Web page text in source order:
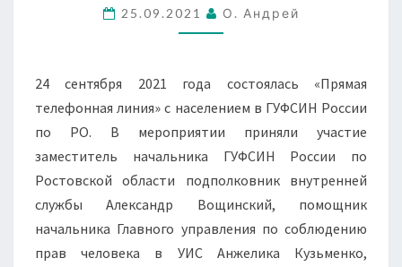
В
ОЧЕРЕДНОЙ
ТЕЛЕФОННОЙ
ЛИНИИ»
С
НАСЕЛЕНИЕМ
В
ГУФСИН
РОССИИ
ПО
25.09.2021 О. Андрей
24 сентября 2021 года состоялась «Прямая
телефонная линия» с населением в ГУФСИН России
по РО. В мероприятии приняли участие
заместитель начальника ГУФСИН России по
Ростовской области подполковник внутренней
службы Александр Вощинский, помощник
начальника Главного управления по соблюдению
прав человека в УИС Анжелика Кузьменко,